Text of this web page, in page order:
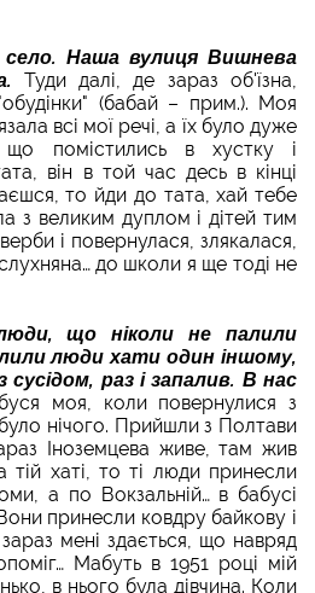
село. Наша вулиця Вишнева
Туди далі, де зараз об'їзна,
(бабай – прим.). Моя
всі мої речі, а їх було дуже
помістились в хустку і
він в той час десь в кінці
то йди до тата, хай тебе
з великим дуплом і дітей тим
і повернулася, злякалася,
до школи я ще тоді не
що ніколи не палили
люди хати один іншому,
сусідом, раз і запалив. В нас
моя, коли повернулися з
нічого. Прийшли з Полтави
Іноземцева живе, там жив
тій хаті, то ті люди принесли
а по Вокзальній… в бабусі
принесли ковдру байкову і
мені здається, що навряд
Мабуть в 1951 році мій
в нього була дівчина. Коли